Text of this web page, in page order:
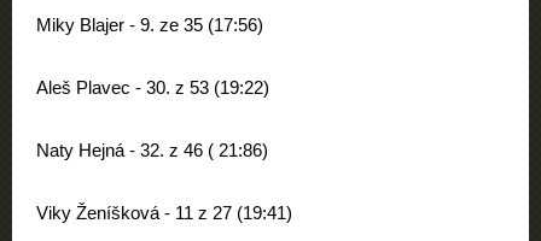
Miky Blajer - 9. ze 35 (17:56)
Aleš Plavec - 30. z 53 (19:22)
Naty Hejná - 32. z 46 ( 21:86)
Viky Ženíšková - 11 z 27 (19:41)